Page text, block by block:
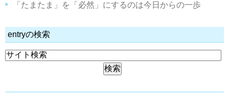
「たまたま」を「必然」にするのは今日からの一歩
entryの検索